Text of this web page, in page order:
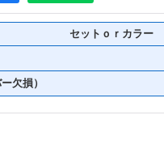
セットｏｒカラー
欠損）